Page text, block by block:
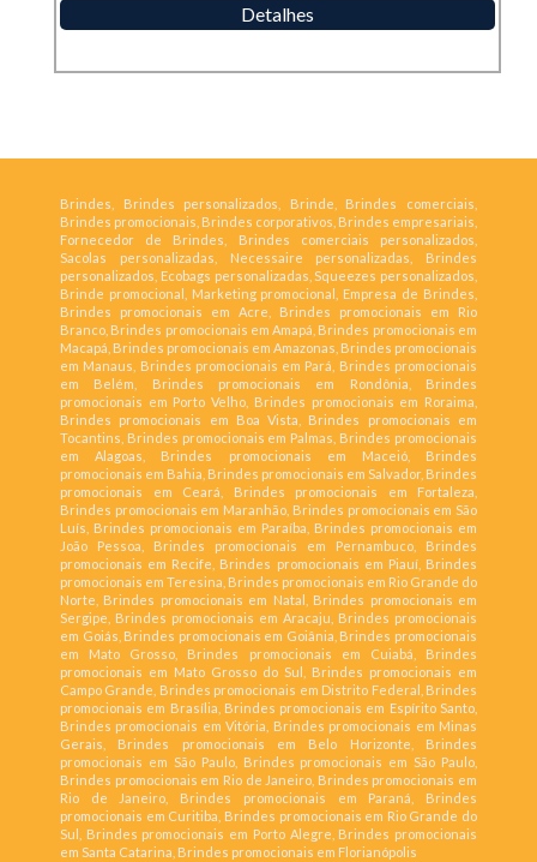
Detalhes
Brindes, Brindes personalizados, Brinde, Brindes comerciais,
Brindes promocionais, Brindes corporativos, Brindes empresariais,
Fornecedor de Brindes, Brindes comerciais personalizados,
Sacolas personalizadas, Necessaire personalizadas, Brindes
personalizados, Ecobags personalizadas, Squeezes personalizados,
Brinde promocional, Marketing promocional, Empresa de Brindes,
Brindes promocionais em Acre, Brindes promocionais em Rio
Branco, Brindes promocionais em Amapá, Brindes promocionais em
Macapá, Brindes promocionais em Amazonas, Brindes promocionais
em Manaus, Brindes promocionais em Pará, Brindes promocionais
em Belém, Brindes promocionais em Rondônia, Brindes
promocionais em Porto Velho, Brindes promocionais em Roraima,
Brindes promocionais em Boa Vista, Brindes promocionais em
Tocantins, Brindes promocionais em Palmas, Brindes promocionais
em Alagoas, Brindes promocionais em Maceió, Brindes
promocionais em Bahia, Brindes promocionais em Salvador, Brindes
promocionais em Ceará, Brindes promocionais em Fortaleza,
Brindes promocionais em Maranhão, Brindes promocionais em São
Luís, Brindes promocionais em Paraíba, Brindes promocionais em
João Pessoa, Brindes promocionais em Pernambuco, Brindes
promocionais em Recife, Brindes promocionais em Piauí, Brindes
promocionais em Teresina, Brindes promocionais em Rio Grande do
Norte, Brindes promocionais em Natal, Brindes promocionais em
Sergipe, Brindes promocionais em Aracaju, Brindes promocionais
em Goiás, Brindes promocionais em Goiânia, Brindes promocionais
em Mato Grosso, Brindes promocionais em Cuiabá, Brindes
promocionais em Mato Grosso do Sul, Brindes promocionais em
Campo Grande, Brindes promocionais em Distrito Federal, Brindes
promocionais em Brasília, Brindes promocionais em Espírito Santo,
Brindes promocionais em Vitória, Brindes promocionais em Minas
Gerais, Brindes promocionais em Belo Horizonte, Brindes
promocionais em São Paulo, Brindes promocionais em São Paulo,
Brindes promocionais em Rio de Janeiro, Brindes promocionais em
Rio de Janeiro, Brindes promocionais em Paraná, Brindes
promocionais em Curitiba, Brindes promocionais em Rio Grande do
Sul, Brindes promocionais em Porto Alegre, Brindes promocionais
em Santa Catarina, Brindes promocionais em Florianópolis